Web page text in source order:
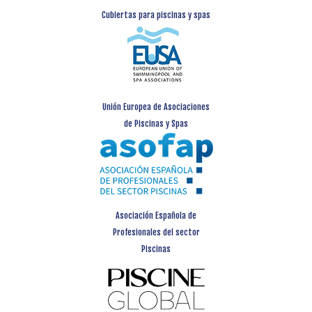
Cubiertas para piscinas y spas
Unión Europea de Asociaciones
de Piscinas y Spas
Asociación Española de
Profesionales del sector
Piscinas